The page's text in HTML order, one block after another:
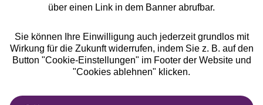
über einen Link in dem Banner abrufbar.
Sie können Ihre Einwilligung auch jederzeit grundlos mit
Wirkung für die Zukunft widerrufen, indem Sie z. B. auf den
Button "Cookie-Einstellungen" im Footer der Website und
"Cookies ablehnen" klicken.